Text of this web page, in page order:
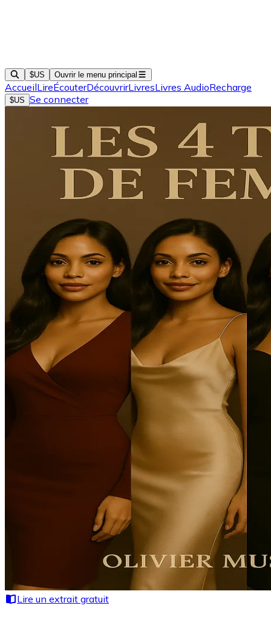
$US Ouvrir le menu principal
AccueilLireÉcouterDécouvrirLivresLivres AudioRecharge
$US Se connecter
Lire un extrait gratuit